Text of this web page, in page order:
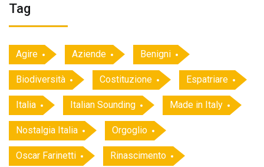
Tag
Agire Aziende Benigni
Biodiversità Costituzione Espatriare
Italia Italian Sounding Made in Italy
Nostalgia Italia Orgoglio
Oscar Farinetti Rinascimento